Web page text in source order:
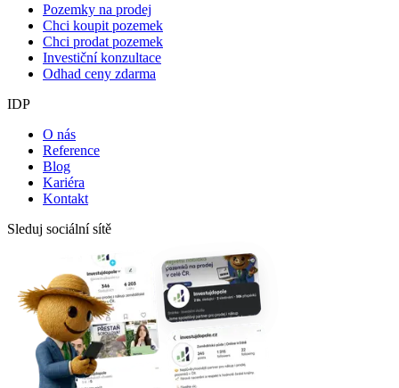
Pozemky na prodej
Chci koupit pozemek
Chci prodat pozemek
Investiční konzultace
Odhad ceny zdarma
IDP
O nás
Reference
Blog
Kariéra
Kontakt
Sleduj sociální sítě